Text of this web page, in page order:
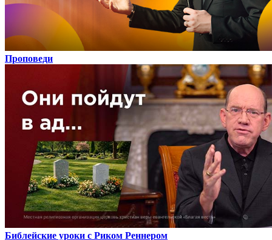
Проповеди
Библейские уроки с Риком Реннером